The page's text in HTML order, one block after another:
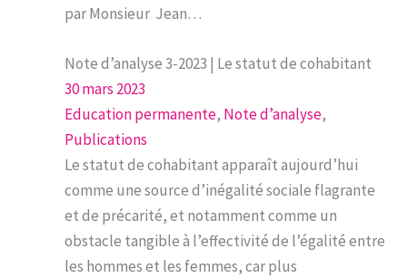
par Monsieur Jean…
Note d’analyse 3-2023 | Le statut de cohabitant
30 mars 2023
Education permanente, Note d’analyse
Publications
Le statut de cohabitant apparaît aujourd’hui
comme une source d’inégalité sociale flagrante
et de précarité, et notamment comme un
obstacle tangible à l’effectivité de l’égalité entre
les hommes et les femmes, car plus